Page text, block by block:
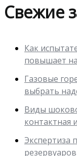
Свежие
Как
повышает
Газовые
выбрать
Виды
контактная
Экспертиза